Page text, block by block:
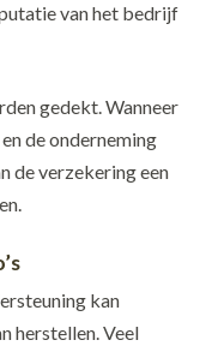
van het bedrijf
gedekt. Wanneer
de onderneming
de verzekering een
kan
herstellen. Veel